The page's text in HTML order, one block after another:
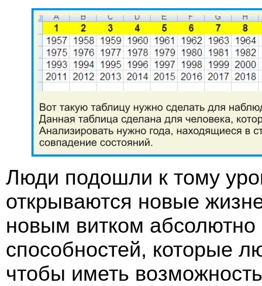
Люди подошли к тому
открываются новые
новым витком
способностей, которые
чтобы иметь